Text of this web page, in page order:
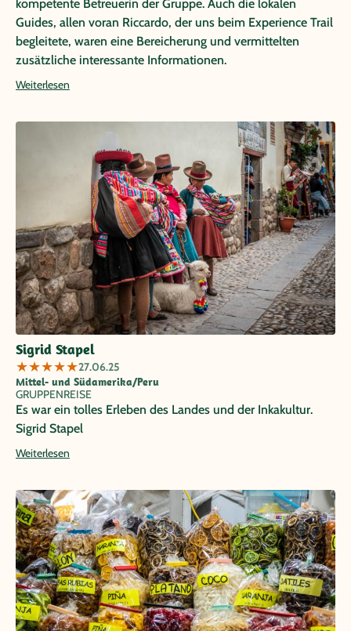
kompetente Betreuerin der Gruppe. Auch die lokalen
Guides, allen voran Riccardo, der uns beim Experience Trail
begleitete, waren eine Bereicherung und vermittelten
zusätzliche interessante Informationen.
Weiterlesen
Sigrid Stapel
★★★★★27.06.25
Mittel- und Südamerika/Peru
GRUPPENREISE
Es war ein tolles Erleben des Landes und der Inkakultur.
Sigrid Stapel
Weiterlesen